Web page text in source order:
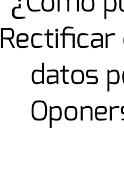
Rectificar
datos